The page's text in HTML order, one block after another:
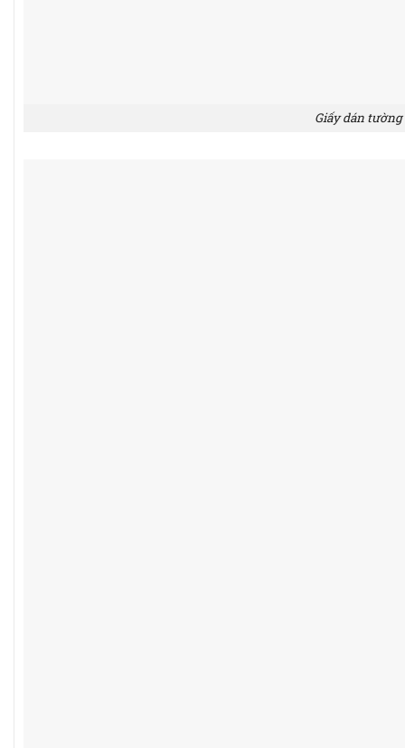
Giấy dán tường